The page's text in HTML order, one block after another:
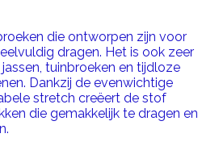
die ontworpen zijn voor
dragen. Het is ook zeer
tuinbroeken en tijdloze
Dankzij de evenwichtige
stretch creëert de stof
die gemakkelijk te dragen en